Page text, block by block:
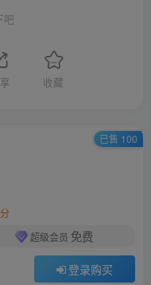
吧
收藏
超级会员 免费
登录购买
已售 100